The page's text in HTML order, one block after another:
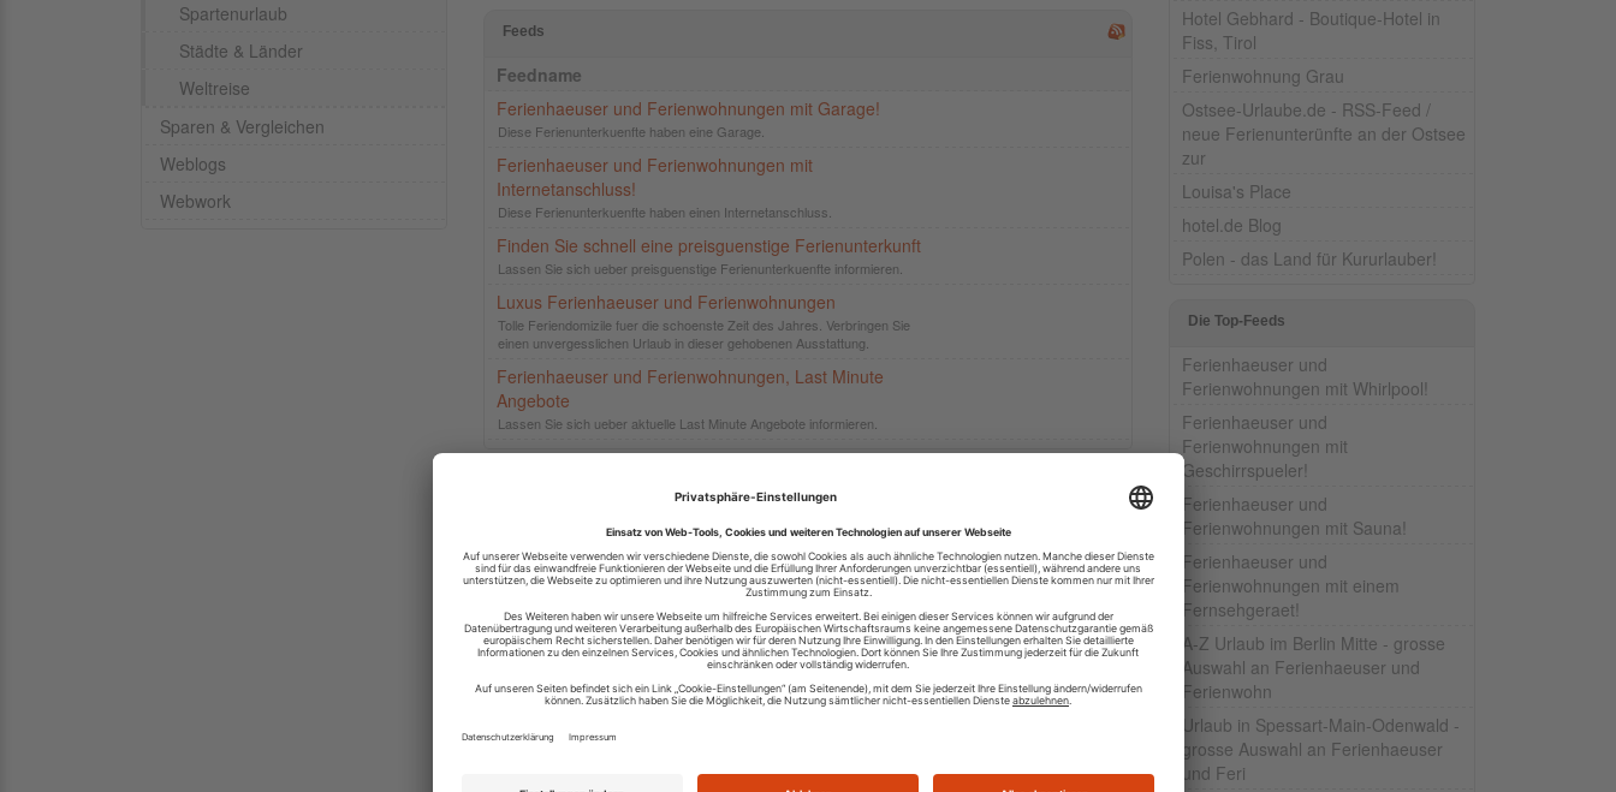
Spartenurlaub
Städte & Länder
Weltreise
Sparen & Vergleichen
Weblogs
Webwork
Feeds
Feedname
Ferienhaeuser und Ferienwohnungen mit Garage!
Diese Ferienunterkuenfte haben eine Garage.
Ferienhaeuser und Ferienwohnungen mit
Internetanschluss!
Diese Ferienunterkuenfte haben einen Internetanschluss.
Finden Sie schnell eine preisguenstige Ferienunterkunft
Lassen Sie sich ueber preisguenstige Ferienunterkuenfte informieren.
Luxus Ferienhaeuser und Ferienwohnungen
Tolle Feriendomizile fuer die schoenste Zeit des Jahres. Verbringen Sie
einen unvergesslichen Urlaub in dieser gehobenen Ausstattung.
Ferienhaeuser und Ferienwohnungen, Last Minute
Angebote
Lassen Sie sich ueber aktuelle Last Minute Angebote informieren.
Hotel Gebhard - Boutique-Hotel in
Fiss, Tirol
Ferienwohnung Grau
Ostsee-Urlaube.de - RSS-Feed /
neue Ferienunterünfte an der Ostsee
zur
Louisa's Place
hotel.de Blog
Polen - das Land für Kururlauber!
Die Top-Feeds
Ferienhaeuser und
Ferienwohnungen mit Whirlpool!
Ferienhaeuser und
Ferienwohnungen mit
Geschirrspueler!
Ferienhaeuser und
Ferienwohnungen mit Sauna!
Ferienhaeuser und
Ferienwohnungen mit einem
Fernsehgeraet!
A-Z Urlaub im Berlin Mitte - grosse
Auswahl an Ferienhaeuser und
Ferienwohn
Urlaub in Spessart-Main-Odenwald -
grosse Auswahl an Ferienhaeuser
und Feri